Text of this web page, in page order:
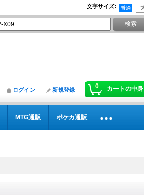
文字サイズ:
0 カートの中身
ログイン 新規登録
MTG通販 ポケカ通販